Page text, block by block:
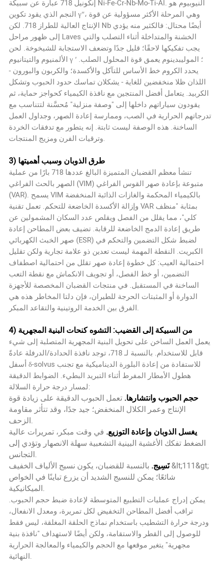
إنكونيل 718 عبارة عن سبيكة Ni-Fe-Cr-Nb-Mo-Ti-Al. النيوبيوم هو
النجم الذي يقود تكوين γ″، وهي المرحلة الأكثر مسؤولية عن قوة
الإنتاج العالية للطراز 718. لكن Nb أيضًا محتال: فالكثير منه يؤدي
إلى ظهور مراحل Laves الخشنة والمتداخلة أثناء التصلب والتي
يجب تفكيكها لاحقًا؛ قليل جدًا وتضعف الاستجابة للشيخوخة. لحن
الألمنيوم والتيتانيوم γ ′ ؛ الموليبدينوم يعمق قوة المحلول الصلب.
يحدد الكروم خط الأساس للتآكل والأكسدة؛ والكربون والبورون -
اللذان ظلا منخفضين للغاية - يشكلان تماسك حدود الحبوب وتشكل
الكربيد. يتعامل أفضل المنتجين مع نافذة الكيمياء كحواجز حماية، ثم
يقودون سياراتهم داخلها إلى "وصفة منزلية" مُحسَّنة لتتناسب مع
تدرجاتهم الحرارية في الصب، وممارسة إعادة الصهر، وجداول العمل
الساخنة. هذه الوصفة ليست ثابتة. إنه يتطور مع تدفقات الخردة
وترقيات الفرن ومزيج المنتجات.
3) طرق الذوبان وسبب أهميتها
تنشأ معظم القضبان المتميزة البالغ عددها 718 بارًا من عملية
الصهر بالحث الفراغي (VIM) متبوعة بإعادة صهر القوس الفراغي
(VAR). يسمح VIM بالكيمياء المحكمة والغازات الذائبة المنخفضة
وإزالة الأكسدة الخاضعة للتحكم. تعمل تقنية VAR بمثابة "منظف
كلي"، مما يقلل من الفصل ويقلص عدد السكان المشمولين عن
طريق إعادة الدمج الخاضعة للرقابة. تضيف بعض المطاحن إعادة
صهر الخبث الكهربائي (ESR) لضبط شكل التضمين والتحكم في
الكبريت. النقطة المهمة ليست تعدين ذو علامة تجارية ولكن تقليل
احتمالية العيب: كل خطوة إعادة صهر تقلل من احتمالية اصطفاف
التضمين، أو خط الفصل، أو تجويف الانكماش مع نقطة التعب
الساخنة في المستقبل. في منتجات القضبان المخصصة للأجهزة
الدوارة أو المثبتات الحرجة للطيران، فإن دلتا المخاطر هذه هي
الفرق بين الخدمة الروتينية والتقاعد المبكر.
يعمل العمل الساخن على تحويل البنية المجهرية المتصلبة إلى شيء
قابل للاستخدام. بالنسبة لـ 718، توجد نافذة الحدادة/الدرفلة عادةً
أسفل δ-solvus للاستفادة من إعادة البلورة الديناميكية مع تجنب
هطول الأمطار المفرط أثناء التبريد البطيء. الضوابط الدقيقة
لمسار درجة حرارة السلالة:
حجم الحبوب وانتشارها. تعمل الحبوب الدقيقة على زيادة قوة
الإنتاج وعمر الكلال المنخفض؛ جيد جدًا، وقد تتأثر مقاومة
الزحف.
يغسل الذوبان وإعادة التوزيع. في وقت مبكر، تمريرات عالية
الضغط تفكك الأغشية البينية التشعبية سهلة الانصهار وتؤدي إلى
التجانس.
نَسِيج. بالنسبة للقضبان، يكون نسيج الألياف الخفيف &lt;111&gt;
شائعًا؛ يمكن للنسيج الشديد أن يزرع تباينًا في الخواص
الميكانيكية.
يمكن إدراج عمليات التطبيع المتوسطة لإعادة ضبط حجم الحبوب.
تراقب أفضل المطاحن التخفيض لكل تمريرة، ومعدل الانفعال،
ودرجة حرارة التشطيب باستخدام نماذج الحلقة المغلقة، ليس فقط
للوصول إلى القطر والاستقامة، ولكن أيضًا لاستهداف "نافذة بنية
مجهرية" يتغير موقعها مع الحجم والكيمياء والمعالجة الحرارية
النهائية.